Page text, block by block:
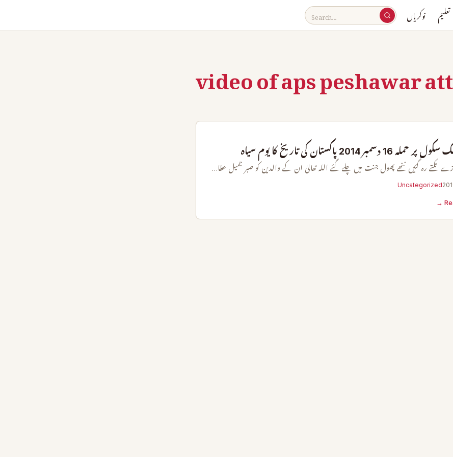
تعلیم نوکریاں
video of aps peshawar
16 دسمبر 2014 پاکستان کی تاریخ کا یوم سیاہ
تکتے رہ گئیں ننھے پھول جنت میں چلے گئے اللہ تعالیٰ ان کے والدین کو صبر جمیل عطا…
Uncategorized